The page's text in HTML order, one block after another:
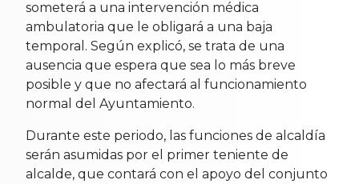
someterá a una intervención médica
ambulatoria que le obligará a una baja
temporal. Según explicó, se trata de una
ausencia que espera que sea lo más breve
posible y que no afectará al funcionamiento
normal del Ayuntamiento.
Durante este periodo, las funciones de alcaldía
serán asumidas por el primer teniente de
alcalde, que contará con el apoyo del conjunto